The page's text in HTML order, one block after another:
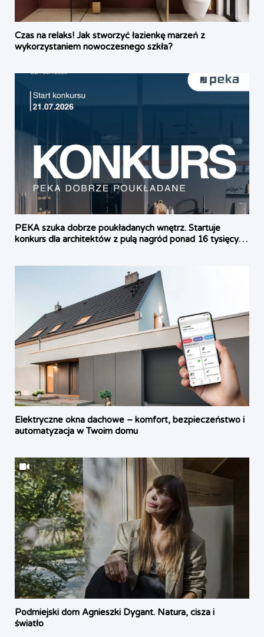
Czas na relaks! Jak stworzyć łazienkę marzeń z
wykorzystaniem nowoczesnego szkła?
PEKA szuka dobrze poukładanych wnętrz. Startuje
konkurs dla architektów z pulą nagród ponad 16 tysięcy
Elektryczne okna dachowe – komfort, bezpieczeństwo i
automatyzacja w Twoim domu
Podmiejski dom Agnieszki Dygant. Natura, cisza i
światło